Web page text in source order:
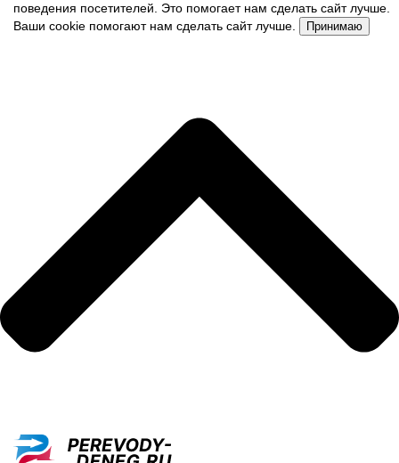
поведения посетителей. Это помогает нам сделать сайт лучше.
Ваши cookie помогают нам сделать сайт лучше.
Принимаю